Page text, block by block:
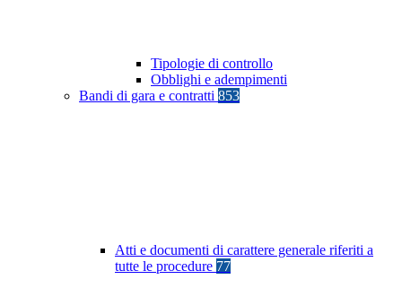
Tipologie di controllo
Obblighi e adempimenti
Bandi di gara e contratti 853
Atti e documenti di carattere generale riferiti a
tutte le procedure 77